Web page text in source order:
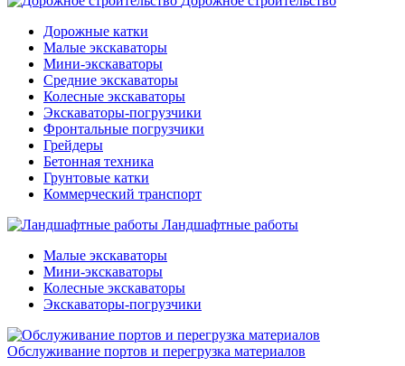
Дорожные катки
Малые экскаваторы
Мини-экскаваторы
Средние экскаваторы
Колесные экскаваторы
Экскаваторы-погрузчики
Фронтальные погрузчики
Грейдеры
Бетонная техника
Грунтовые катки
Коммерческий транспорт
Ландшафтные работы
Малые экскаваторы
Мини-экскаваторы
Колесные экскаваторы
Экскаваторы-погрузчики
Обслуживание портов и перегрузка материалов